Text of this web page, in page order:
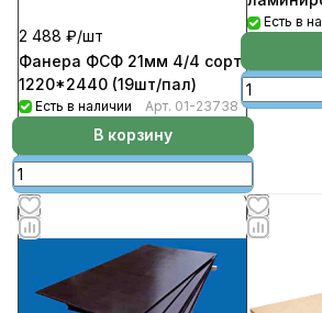
2 488 ₽/шт
Фанера ФСФ 21мм 4/4 сорт
1220*2440 (19шт/пал)
Есть в наличии Арт. 01-23738
В корзину
(19шт/
Есть в